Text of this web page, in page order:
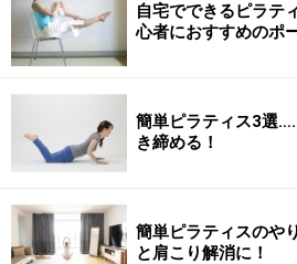
自宅でできるピラテ
心者におすすめのポ
簡単ピラティス3選
き締める！
簡単ピラティスのや
と肩こり解消に！